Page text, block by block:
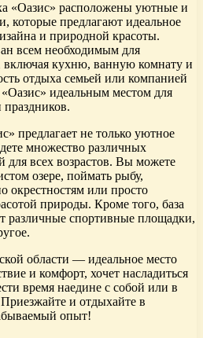
«Оазис» расположены уютные и
которые предлагают идеальное
и природной красоты.
всем необходимым для
кухню, ванную комнату и
отдыха семьей или компанией
«Оазис» идеальным местом для
предлагает не только уютное
множество различных
для всех возрастов. Вы можете
озере, поймать рыбу,
окрестностям или просто
природы. Кроме того, база
различные спортивные площадки,
области — идеальное место
и комфорт, хочет насладиться
время наедине с собой или в
и отдыхайте в
опыт!